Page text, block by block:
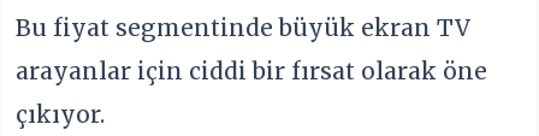
Bu fiyat segmentinde büyük ekran TV
arayanlar için ciddi bir fırsat olarak öne
çıkıyor.